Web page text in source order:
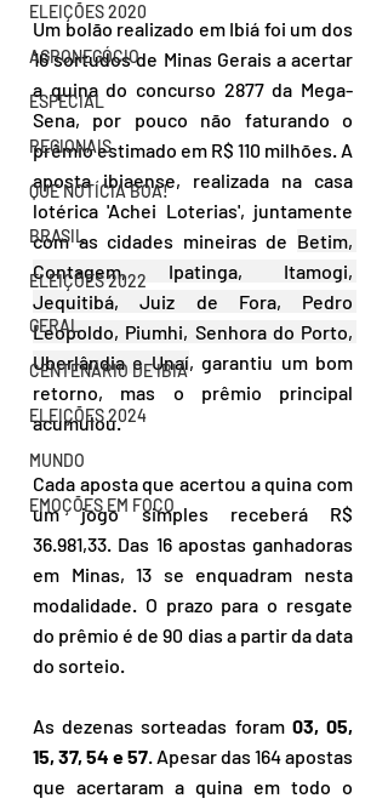
ELEIÇÕES 2020
AGRONEGÓCIO
ESPECIAL
REGIONAIS
QUE NOTÍCIA BOA!
BRASIL
ELEIÇÕES 2022
GERAL
CENTENÁRIO DE IBIÁ
ELEIÇÕES 2024
MUNDO
EMOÇÕES EM FOCO
Um bolão realizado em Ibiá foi um dos
16 sortudos de Minas Gerais a acertar
a quina do concurso 2877 da Mega-
Sena, por pouco não faturando o
prêmio estimado em R$ 110 milhões. A
aposta ibiaense, realizada na casa
lotérica 'Achei Loterias', juntamente
com as cidades mineiras de Betim,
Contagem, Ipatinga, Itamogi,
Jequitibá, Juiz de Fora, Pedro
Leopoldo, Piumhi, Senhora do Porto,
Uberlândia e Unaí, garantiu um bom
retorno, mas o prêmio principal
acumulou.
Cada aposta que acertou a quina com
um jogo simples receberá R$
36.981,33. Das 16 apostas ganhadoras
em Minas, 13 se enquadram nesta
modalidade. O prazo para o resgate
do prêmio é de 90 dias a partir da data
do sorteio.
As dezenas sorteadas foram 03, 05,
15, 37, 54 e 57. Apesar das 164 apostas
que acertaram a quina em todo o